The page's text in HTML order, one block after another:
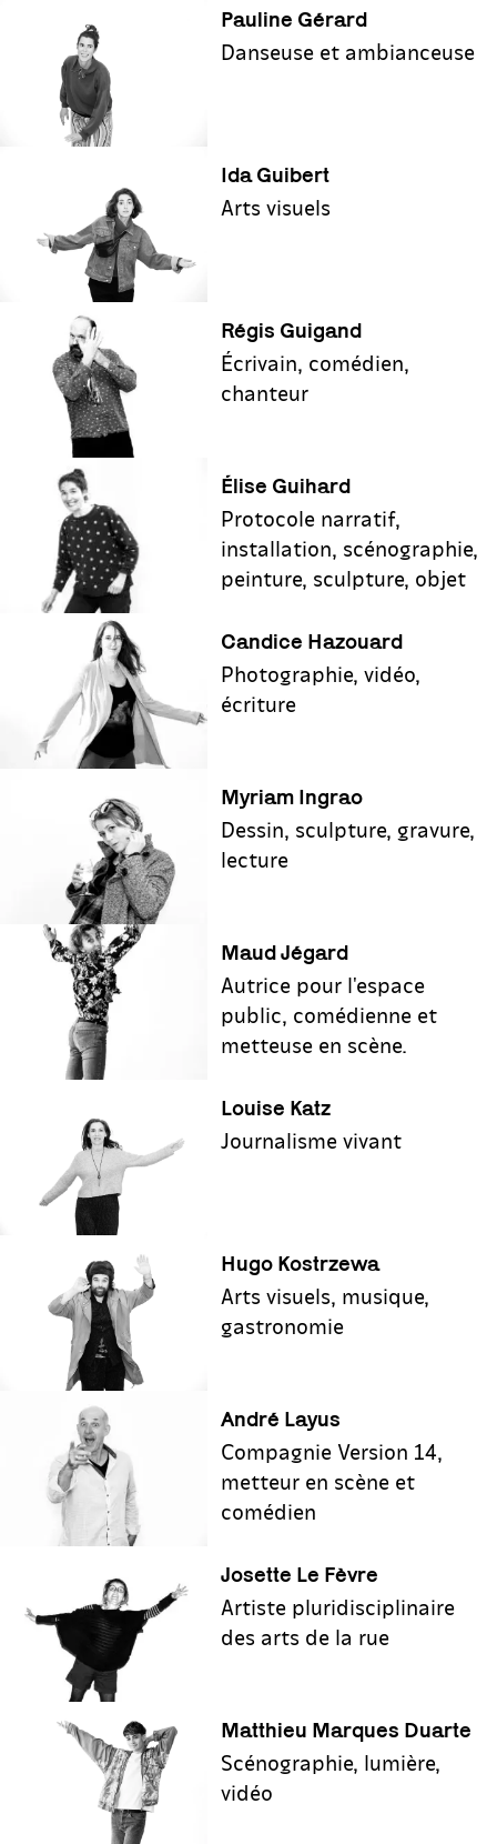
P‌auline Gérard
Danseuse et ambianceuse
Ida Guibert
Arts visuels
Régis Guigand
Écrivain, comédien,
chanteur
Élise Guihard
Protocole narratif,
installation, scénographie,
peinture, sculpture, objet
Candice Hazouard
Photographie, vidéo,
écriture
Myriam Ingrao
Dessin, sculpture, gravure,
lecture
Maud Jégard
Autrice pour l'espace
public, comédienne et
metteuse en scène.
Louise Katz
Journalisme vivant
Hugo Kostrzewa
Arts visuels, musique,
gastronomie
André Layus
Compagnie Version 14,
metteur en scène et
comédien
Josette Le Fèvre
Artiste pluridisciplinaire
des arts de la rue
Matthieu Marques Duarte
Scénographie, lumière,
vidéo